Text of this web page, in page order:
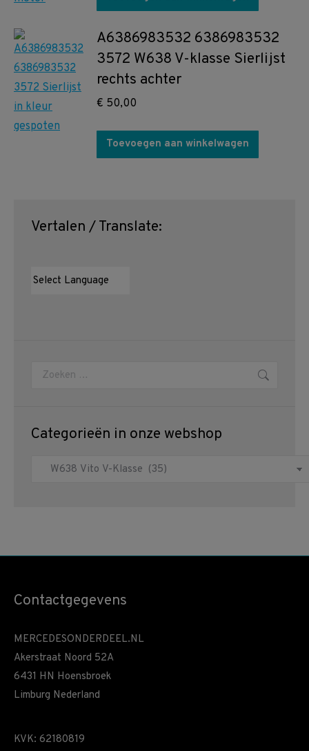
A6386983532 6386983532
3572 W638 V-klasse Sierlijst
rechts achter
€ 50,00
Toevoegen aan winkelwagen
Vertalen / Translate:
Zoeken:
Categorieën in onze webshop
Contactgegevens
MERCEDESONDERDEEL.NL
Akerstraat Noord 52A
6431 HN Hoensbroek
Limburg Nederland
KVK: 62180819